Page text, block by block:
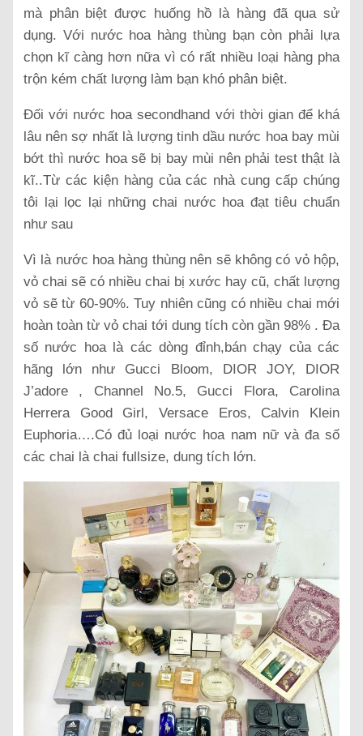
mà phân biệt được huống hồ là hàng đã qua sử
dụng. Với nước hoa hàng thùng bạn còn phải lựa
chọn kĩ càng hơn nữa vì có rất nhiều loại hàng pha
trộn kém chất lượng làm bạn khó phân biệt.
Đối với nước hoa secondhand với thời gian để khá
lâu nên sợ nhất là lượng tinh dầu nước hoa bay mùi
bớt thì nước hoa sẽ bị bay mùi nên phải test thật là
kĩ..Từ các kiện hàng của các nhà cung cấp chúng
tôi lại lọc lại những chai nước hoa đạt tiêu chuẩn
như sau
Vì là nước hoa hàng thùng nên sẽ không có vỏ hộp,
vỏ chai sẽ có nhiều chai bị xước hay cũ, chất lượng
vỏ sẽ từ 60-90%. Tuy nhiên cũng có nhiều chai mới
hoàn toàn từ vỏ chai tới dung tích còn gần 98% . Đa
số nước hoa là các dòng đỉnh,bán chạy của các
hãng lớn như Gucci Bloom, DIOR JOY, DIOR
J’adore , Channel No.5, Gucci Flora, Carolina
Herrera Good Girl, Versace Eros, Calvin Klein
Euphoria….Có đủ loại nước hoa nam nữ và đa số
các chai là chai fullsize, dung tích lớn.